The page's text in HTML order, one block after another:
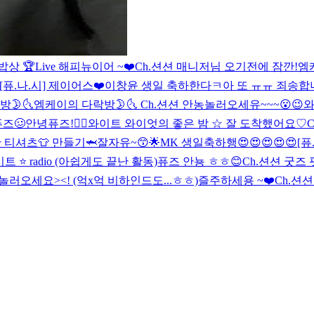
상 🏆Live 해피뉴이어 ~❤️Ch.션션 매니저님 오기전에 잠깐!엠
[퓨.나.시] 제이어스❤️이창윤 생일 축하한다ㅋ 아 또 ㅠㅠ 죄송합
🌛🌜엠케이의 다락방🌛🌜 Ch.션션 안농놀러오세유~~~😮😉
즈🥴안녕퓨즈!👍🏻와이트 와이엇의 좋은 밤 ☆ 잘 도착했어요♡
티셔츠👕 만들기🦈잘자유~😙🌟MK 생일축하행😍😍😍😍😍[
⭐️ radio (아쉽게도 끝난 활동)퓨즈 안뇽 ㅎㅎ😊Ch.션션 굿즈
러오세요><! (억x억 비하인드도...ㅎㅎ)즐주하세용 ~❤️Ch.션